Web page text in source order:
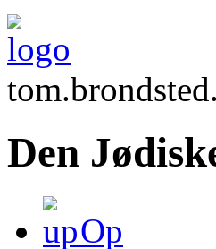
Den
Op